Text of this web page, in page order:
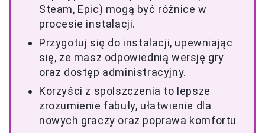
Steam, Epic) mogą być różnice w
procesie instalacji.
Przygotuj się do instalacji, upewniając
się, że masz odpowiednią wersję gry
oraz dostęp administracyjny.
Korzyści z spolszczenia to lepsze
zrozumienie fabuły, ułatwienie dla
nowych graczy oraz poprawa komfortu